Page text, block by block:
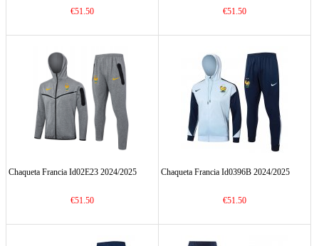
€51.50 €51.50
Chaqueta Francia Id02E23 2024/2025
€51.50
Chaqueta Francia Id0396B 2024/2025
€51.50